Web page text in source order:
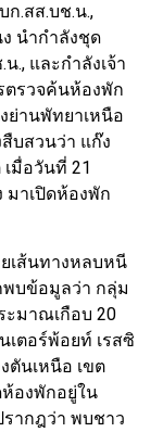
ก.สส.บช.น.,
นำกำลังชุด
., และกำลังเจ้า
ตรวจค้นห้องพัก
ย่านพัทยาเหนือ
บสวนว่า แก๊ง
มื่อวันที่ 21
มาเปิดห้องพัก
เส้นทางหลบหนี
บข้อมูลว่า กลุ่ม
ะมาณเกือบ 20
ตอร์พ้อยท์ เรสซิ
ตันเหนือ เขต
องพักอยู่ใน
ากฎว่า พบชาว